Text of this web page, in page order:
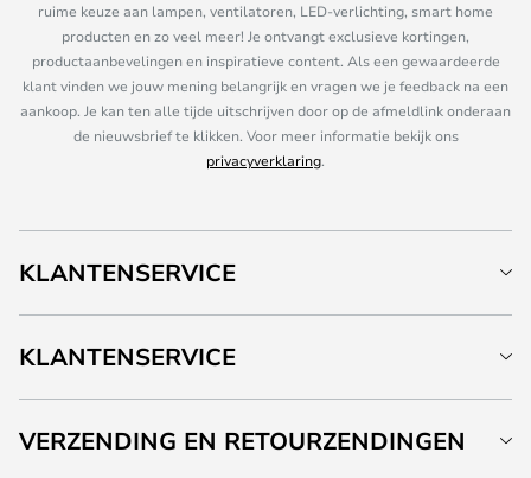
ruime keuze aan lampen, ventilatoren, LED-verlichting, smart home
producten en zo veel meer! Je ontvangt exclusieve kortingen,
productaanbevelingen en inspiratieve content. Als een gewaardeerde
klant vinden we jouw mening belangrijk en vragen we je feedback na een
aankoop. Je kan ten alle tijde uitschrijven door op de afmeldlink onderaan
de nieuwsbrief te klikken. Voor meer informatie bekijk ons
privacyverklaring.
KLANTENSERVICE
KLANTENSERVICE
VERZENDING EN RETOURZENDINGEN